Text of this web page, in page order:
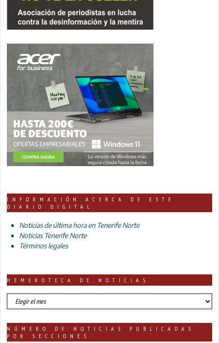
INFORMACIÓN ACERCA DE ESTE
DIARIO DIGITAL
Noticias de última hora en Tenerife Norte
Noticias Tenerife Norte
Términos legales
HEMEROTECA DE NOTICIAS
HEMEROTECA
DE
NÚMERO DE NOTICIAS PUBLICADAS
POR SECCIONES